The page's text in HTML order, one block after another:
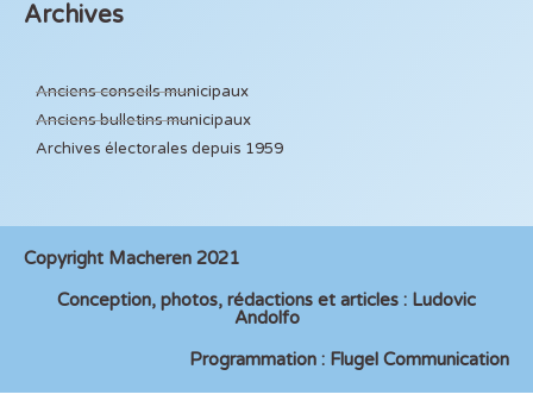
Archives
Anciens conseils municipaux
Anciens bulletins municipaux
Archives électorales depuis 1959
Copyright Macheren 2021
Conception, photos, rédactions et articles : Ludovic
Andolfo
Programmation : Flugel Communication